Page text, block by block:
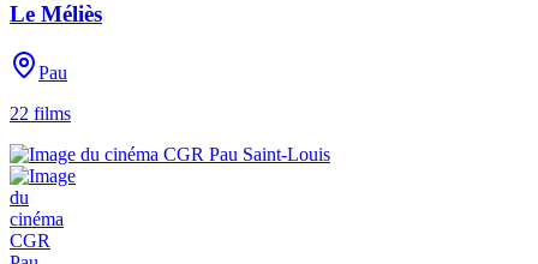
Le Méliès
Pau
22 films